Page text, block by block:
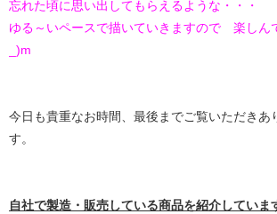
忘れた頃に思い出してもらえるような・・・
ゆる～いペースで描いていきますので 楽しん
_)m
今日も貴重なお時間、最後までご覧いただきあ
す。
自社で製造・販売している商品を紹介していま